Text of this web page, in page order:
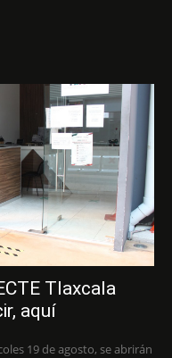
Tlaxcala
aquí
19 de agosto, se abrirán